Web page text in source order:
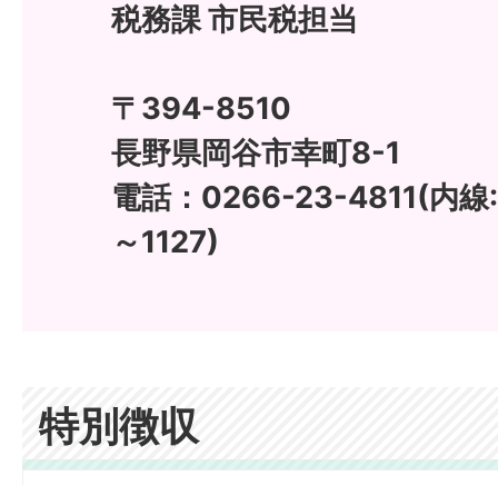
税務課 市民税担当
〒394-8510
長野県岡谷市幸町8-1
電話：0266-23-4811(内線
～1127)
特別徴収